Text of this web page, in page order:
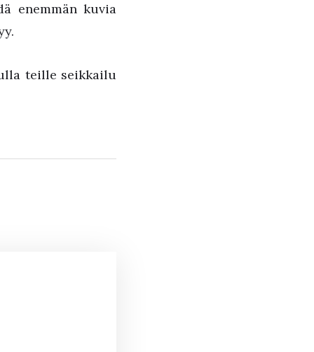
enemmän kuvia
teille seikkailu